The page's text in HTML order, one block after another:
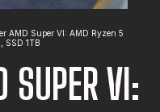
AMD Super VI: AMD Ryzen 5
SSD 1TB
SUPER VI: